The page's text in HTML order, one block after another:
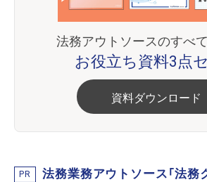
法務アウトソースのすべ
お役立ち資料3点
資料ダウンロード
PR
法務業務アウトソース「法務